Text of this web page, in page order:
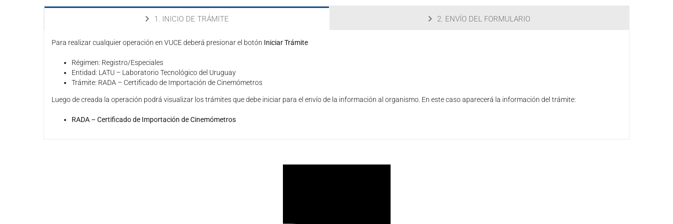
1. INICIO DE TRÁMITE 2. ENVÍO DEL FORMULARIO
Para realizar cualquier operación en VUCE deberá presionar el botón Iniciar Trámite
Régimen: Registro/Especiales
Entidad: LATU – Laboratorio Tecnológico del Uruguay
Trámite: RADA – Certificado de Importación de Cinemómetros
Luego de creada la operación podrá visualizar los trámites que debe iniciar para el envío de la información al organismo. En este caso aparecerá la información del trámite:
RADA – Certificado de Importación de Cinemómetros